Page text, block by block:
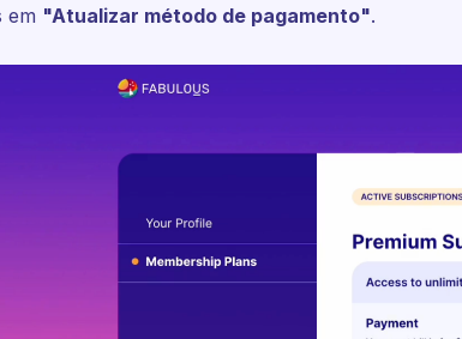
em "Atualizar método de pagamento".